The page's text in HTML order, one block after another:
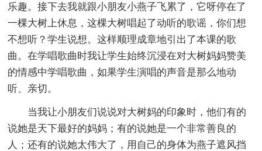
乐趣。接下去我就跟小朋友小燕子飞累了，它呀停在了
一棵大树上休息，这棵大树唱起了动听的歌谣，你们想
不想听？学生说想。这样顺理成章地引出了本课的歌
曲。在学唱歌曲时我让学生始终沉浸在对大树妈妈赞美
的情感中学唱歌曲，如果学生演唱的声音是那么地动
听、亲切。
当我让小朋友们说说对大树妈的印象时，他们有的
说她是天下最好的妈妈；有的说她是一个非常善良的
人；还有的说她太伟大了，用自己的身体为燕子遮风挡